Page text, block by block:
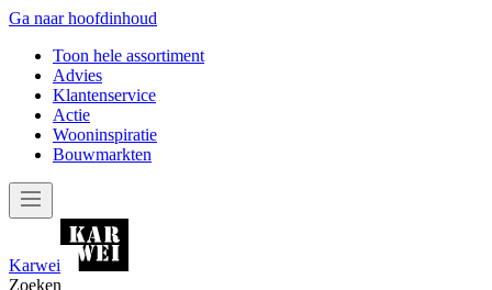
Ga naar hoofdinhoud
Toon hele assortiment
Advies
Klantenservice
Actie
Wooninspiratie
Bouwmarkten
Karwei
Zoeken